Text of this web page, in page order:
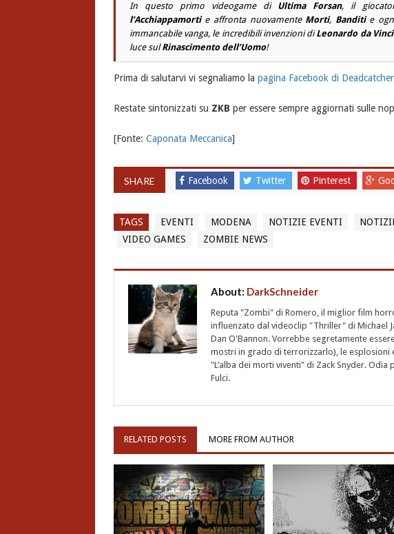
In questo primo videogame di Ultima Forsan, il
l’Acchiappamortie affronta nuovamente Morti, Banditie
immancabile vanga, le incredibili invenzioni diLeonardo da Vinci
luce sulRinascimento dell’Uomo!
Prima di salutarvi vi segnaliamo la pagina Facebook di Deadcatcher
Restate sintonizzati su ZKB per essere sempre aggiornati sulle
[Fonte: Caponata Meccanica]
SHARE Facebook Twitter Pinterest
TAGS EVENTI MODENA NOTIZIE EVENTI
VIDEO GAMES
ZOMBIE NEWS
About: DarkSchneider
Reputa "Zombi" di Romero, il miglior film
influenzato dal videoclip "Thriller" di Michael
Dan O'Bannon. Vorrebbe segretamente
mostri in grado di terrorizzarlo), le
"L’alba dei morti viventi" di Zack Snyder.
Fulci.
RELATED POSTS MORE FROM AUTHOR